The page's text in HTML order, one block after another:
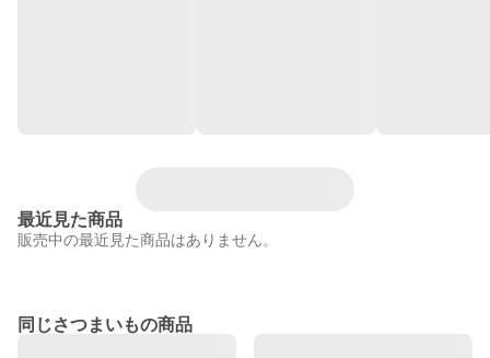
最近見た商品
販売中の最近見た商品はありません。
同じさつまいもの商品